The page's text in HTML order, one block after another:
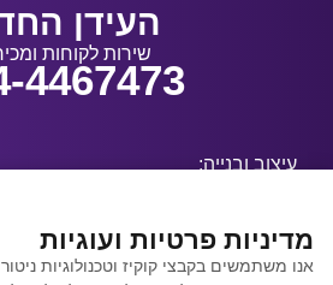
העידן
שירות לקוחות
4467473
עיצוב ובנייה:
קידום אתרים
מדיניות פרטיות ועוגיות
אנו משתמשים בקבצי קוקיז וטכנולוגיות